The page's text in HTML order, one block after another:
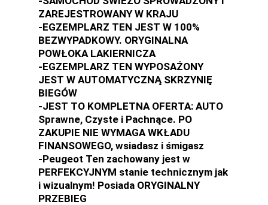
ZAREJESTROWANY W KRAJU
-EGZEMPLARZ TEN JEST W 100%
BEZWYPADKOWY. ORYGINALNA
POWŁOKA LAKIERNICZA
-EGZEMPLARZ TEN WYPOSAŻONY
JEST W AUTOMATYCZNĄ SKRZYNIĘ
BIEGÓW
-JEST TO KOMPLETNA OFERTA: AUTO
Sprawne, Czyste i Pachnące. PO
ZAKUPIE NIE WYMAGA WKŁADU
FINANSOWEGO, wsiadasz i śmigasz
-Peugeot Ten zachowany jest w
PERFEKCYJNYM stanie technicznym jak
i wizualnym! Posiada ORYGINALNY
PRZEBIEG